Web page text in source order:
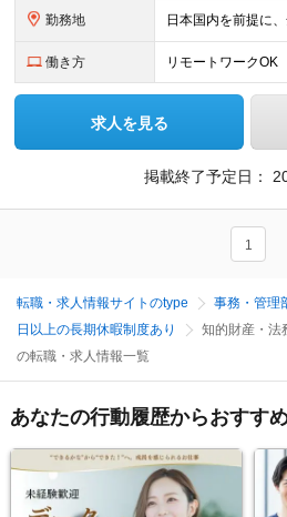
勤務地
働き方 リモートワークOK
求人を見る
掲載終了予定日：
1
転職・求人情報サイトのtype 事務・管理
日以上の長期休暇制度あり
知的財産・法
の転職・求人情報一覧
あなたの行動履歴からおすす